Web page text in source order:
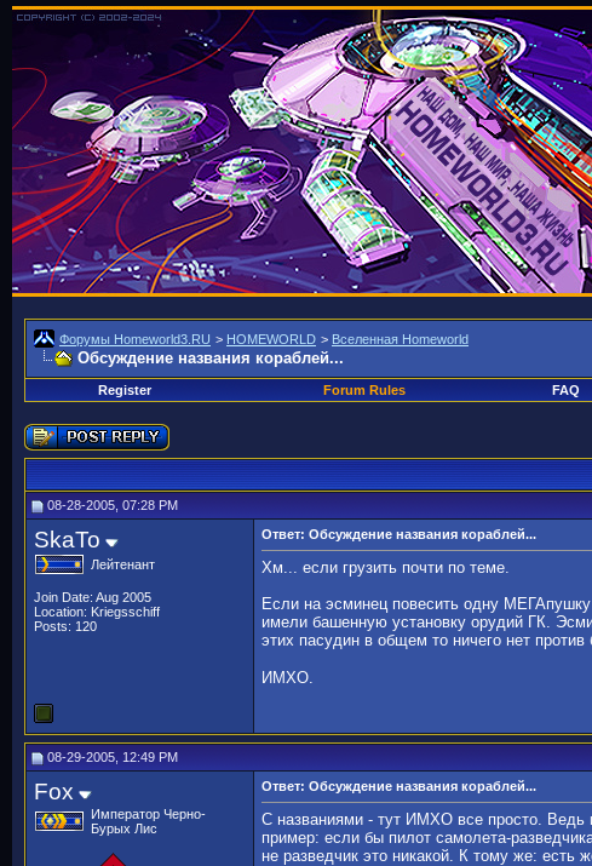
Форумы Homeworld3.RU > HOMEWORLD > Вселенная Homeworld
Обсуждение названия кораблей...
Register
Forum Rules FAQ
08-28-2005, 07:28 PM
SkaTo
Лейтенант
Join Date: Aug 2005
Location: Kriegsschiff
Posts: 120
Ответ: Обсуждение названия кораблей...
Хм... если грузить почти по теме.
Если на эсминец повесить одну
имели башенную установку орудий ГК.
этих пасудин в общем то ничего нет
ИМХО.
08-29-2005, 12:49 PM
Fox
Император Черно-
Бурых Лис
Ответ: Обсуждение названия кораблей...
С названиями - тут ИМХО все просто. Ведь
пример: если бы пилот самолета-
не разведчик это никакой. К тому же: